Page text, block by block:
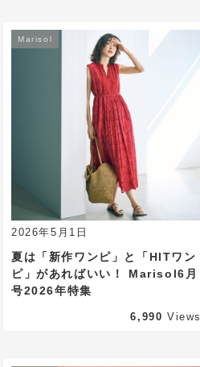
2026年5月1日
Marisol
夏は「新作ワンピ」と「HITワン
ピ」があればいい！ Marisol6月
号2026年特集
6,990 Views